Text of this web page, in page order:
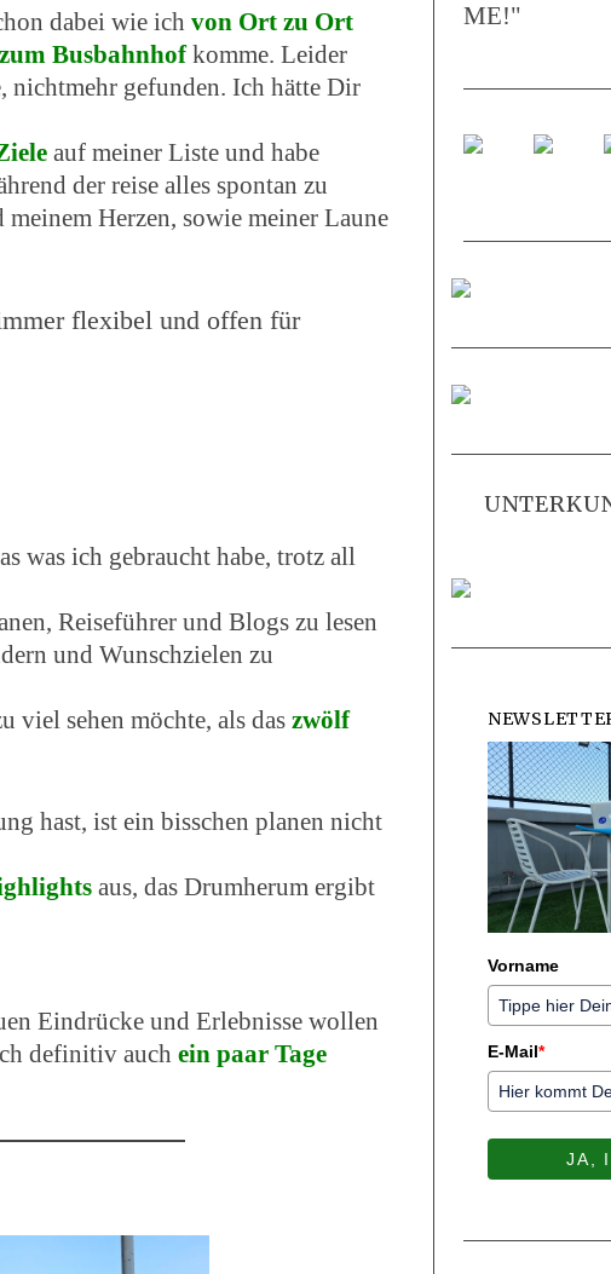
dabei wie ich von Ort zu Ort
zum Busbahnhofkomme. Leider
nichtmehr gefunden. Ich hätte Dir
auf meiner Liste und habe
der reise alles spontan zu
Herzen, sowie meiner Laune
flexibel und offen für
was ich gebraucht habe, trotz all
Reiseführer und Blogs zu lesen
und Wunschzielen zu
viel sehen möchte, als das zwölf
hast, ist ein bisschen planen nicht
aus, das Drumherum ergibt
Eindrücke und Erlebnisse wollen
definitiv auch ein paar Tage
ME!"
Vorname
E-Mail*
JA,